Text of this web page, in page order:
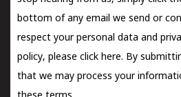
bottom of any email we send or
respect your personal data and
policy, please click here. By
that we may process your